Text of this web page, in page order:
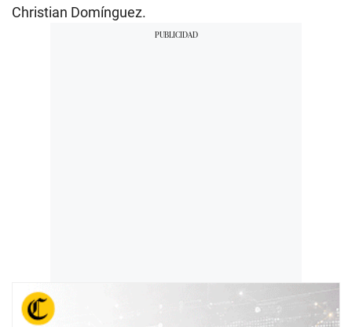
Christian Domínguez.